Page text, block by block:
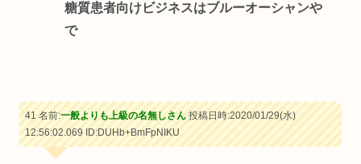
糖質患者向けビジネスはブルーオーシャンや
で
41 名前:一般よりも上級の名無しさん投稿日時:2020/01/29(水)
12:56:02.069ID:DUHb+BmFpNIKU